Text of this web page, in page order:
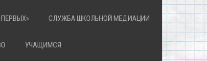
СЛУЖБА ШКОЛЬНОЙ МЕДИАЦИИ
УЧАЩИМСЯ